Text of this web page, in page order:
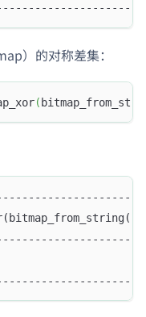
）的对称差集：
(